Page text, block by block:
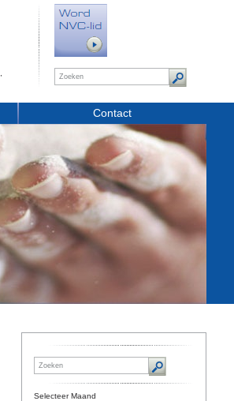
Contact
Selecteer Maand